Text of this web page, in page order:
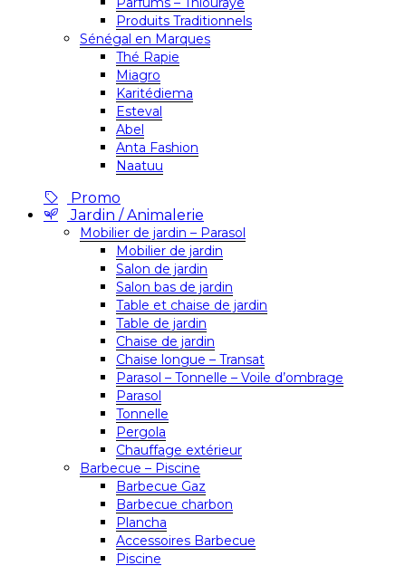
Produits Traditionnels
Sénégal en Marques
Thé Rapie
Miagro
Karitédiema
Esteval
Abel
Anta Fashion
Naatuu
Promo
Jardin / Animalerie
Mobilier de jardin – Parasol
Mobilier de jardin
Salon de jardin
Salon bas de jardin
Table et chaise de jardin
Table de jardin
Chaise de jardin
Chaise longue – Transat
Parasol – Tonnelle – Voile d’ombrage
Parasol
Tonnelle
Pergola
Chauffage extérieur
Barbecue – Piscine
Barbecue Gaz
Barbecue charbon
Plancha
Accessoires Barbecue
Piscine